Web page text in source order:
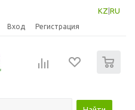
KZ RU
Вход Регистрация